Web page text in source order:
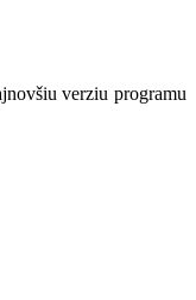
verziu programu